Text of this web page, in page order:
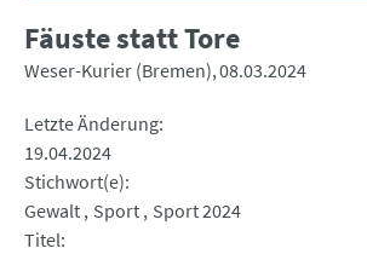
Fäuste statt Tore
Weser-Kurier (Bremen) 08.03.2024
Letzte Änderung
19.04.2024
Stichwort(e)
Gewalt Sport Sport 2024
Titel